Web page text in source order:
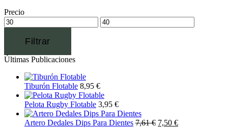
Precio
Filtrar
Últimas Publicaciones
Tiburón Flotable 8,95 €
Pelota Rugby Flotable 3,95 €
Artero Dedales Dips Para Dientes 7,61€ 7,50 €